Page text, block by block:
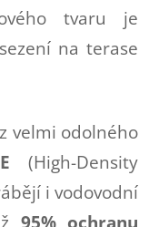
tvaru je
na terase
velmi odolného
(High-Density
i vodovodní
95% ochranu